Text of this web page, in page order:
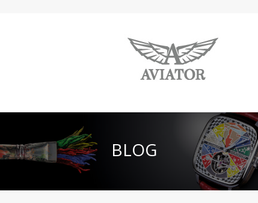
BLOG